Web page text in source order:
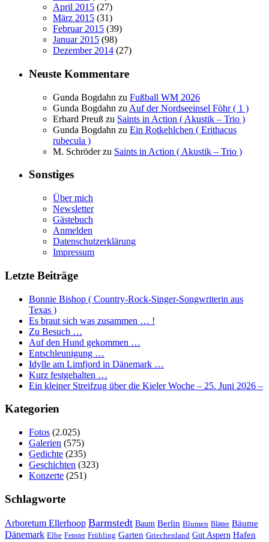
April 2015 (27)
März 2015 (31)
Februar 2015 (39)
Januar 2015 (98)
Dezember 2014 (27)
Neuste Kommentare
Gunda Bogdahn zu Fußball WM 2026
Gunda Bogdahn zu Auf der Nordseeinsel Föhr ( 1 )
Erhard Preuß zu Saints in Action ( Akustik – Trio )
Gunda Bogdahn zu Ein Rotkehlchen ( Erithacus
rubecula )
M. Schröderzu Saints in Action ( Akustik – Trio )
Sonstiges
Über mich
Newsletter
Gästebuch
Anmelden
Datenschutzerklärung
Impressum
Letzte Beiträge
Bonnie Bishop ( Country-Rock-Singer-Songwriterin aus
Texas )
Es braut sich was zusammen … !
Zu Besuch …
Auf den Hund gekommen …
Entschleunigung …
Idylle am Limfjord in Dänemark …
Kurz festgehalten …
Ein kleiner Streifzug über die Kieler Woche – 25. Juni 2026 –
Kategorien
Fotos (2.025)
Galerien (575)
Gedichte (235)
Geschichten (323)
Konzerte (251)
Schlagworte
Arboretum Ellerhoop Barmstedt Baum Berlin Blumen Blätter Bäume
Dänemark Elbe Fenster Frühling Garten Griechenland Gut Aspern Hafen